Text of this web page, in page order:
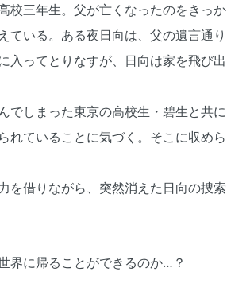
校三年生。父が亡くなったのをきっか
ている。ある夜日向は、父の遺言通り
入ってとりなすが、日向は家を飛び出
でしまった東京の高校生・碧生と共に
れていることに気づく。そこに収めら
を借りながら、突然消えた日向の捜索
界に帰ることができるのか…？